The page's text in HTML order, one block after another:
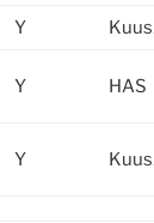
Y
Y HAS
Y